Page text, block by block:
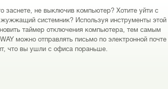
заснете, не выключив компьютер? Хотите уйти с
системник? Используя инструменты этой
таймер отключения компьютера, тем самым
можно отправлять письмо по электронной почте
что вы ушли с офиса пораньше.